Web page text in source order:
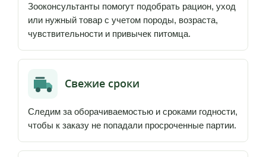
Зооконсультанты помогут подобрать рацион, уход
или нужный товар с учетом породы, возраста,
чувствительности и привычек питомца.
Свежие сроки
Следим за оборачиваемостью и сроками годности,
чтобы к заказу не попадали просроченные партии.